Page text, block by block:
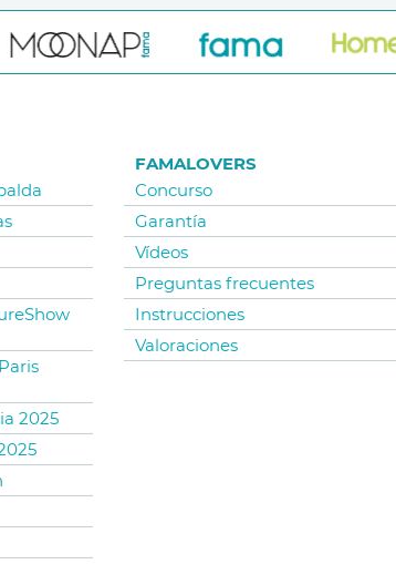
2025
FAMALOVERS
Concurso
Garantía
Vídeos
Preguntas frecuentes
Instrucciones
Valoraciones